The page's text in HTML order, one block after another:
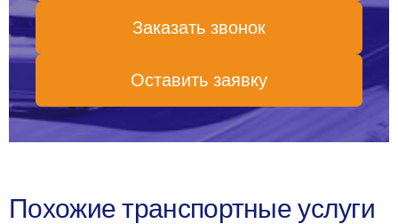
Заказать звонок
Оставить заявку
Похожие транспортные услуги